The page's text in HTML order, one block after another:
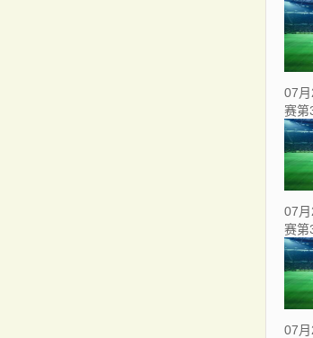
华兴
07
赛第
控股
07
赛第
云东
07